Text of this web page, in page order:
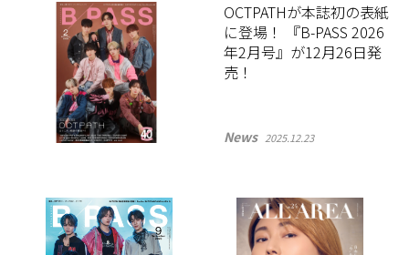
OCTPATHが本誌初の表紙
に登場！ 『B-PASS 2026
年2月号』が12月26日発
売！
News 2025.12.23